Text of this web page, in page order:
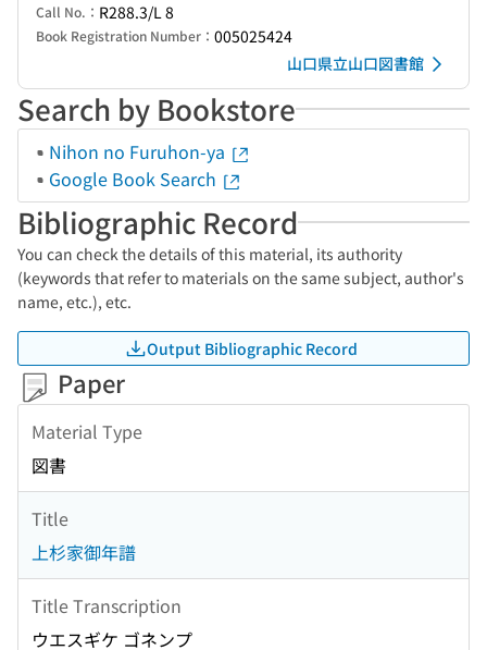
Call No.： R288.3/L 8
Book Registration Number： 005025424
山口県立山口図書館
Search by Bookstore
Nihon no Furuhon-ya
Google Book Search
Bibliographic Record
You can check the details of this material, its authority
(keywords that refer to materials on the same subject, author's
name, etc.), etc.
Output Bibliographic Record
Paper
Material Type
図書
Title
上杉家御年譜
Title Transcription
ウエスギケ ゴネンプ